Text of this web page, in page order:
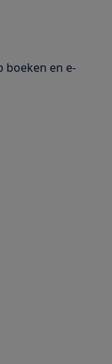
boeken en e-